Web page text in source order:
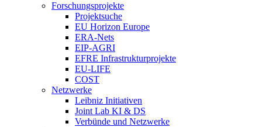
Forschungsprojekte
Projektsuche
EU Horizon Europe
ERA-Nets
EIP-AGRI
EFRE Infrastrukturprojekte
EU-LIFE
COST
Netzwerke
Leibniz Initiativen
Joint Lab KI & DS
Verbünde und Netzwerke